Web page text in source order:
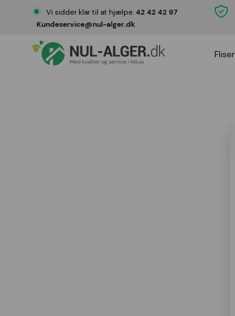
Vi sidder klar til at hjælpe:42 42 42 97
Kundeservice@nul-alger.dk
Fliser